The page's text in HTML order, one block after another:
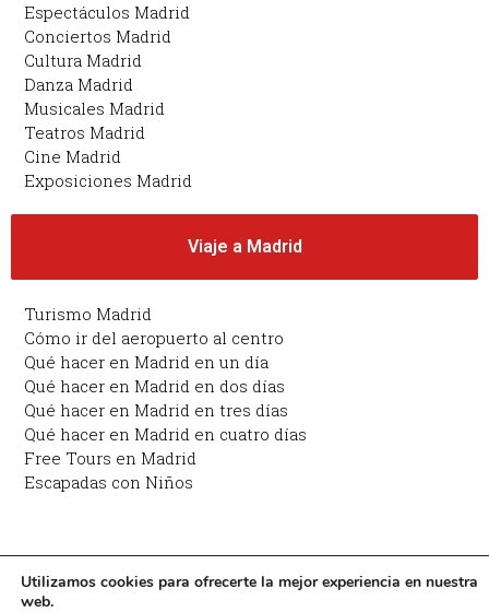
Espectáculos Madrid
Conciertos Madrid
Cultura Madrid
Danza Madrid
Musicales Madrid
Teatros Madrid
Cine Madrid
Exposiciones Madrid
Viaje a Madrid
Turismo Madrid
Cómo ir del aeropuerto al centro
Qué hacer en Madrid en un día
Qué hacer en Madrid en dos días
Qué hacer en Madrid en tres días
Qué hacer en Madrid en cuatro días
Free Tours en Madrid
Escapadas con Niños
Copyright © 2026 Planes en Madrid: qué hacer en
Madrid | Funciona con Planes en Madrid: qué hacer
Utilizamos cookies para ofrecerte la mejor experiencia en nuestra
web.